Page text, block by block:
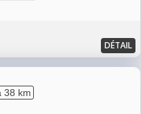
DÉTAIL
38 km